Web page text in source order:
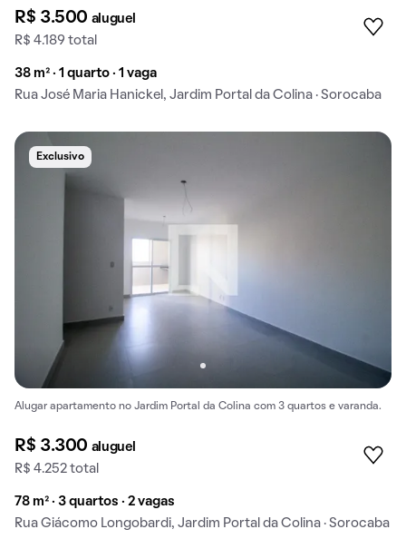
R$ 3.500 aluguel
R$ 4.189 total
38 m² · 1 quarto · 1 vaga
Rua José Maria Hanickel, Jardim Portal da Colina · Sorocaba
Exclusivo
Alugar apartamento no Jardim Portal da Colina com 3 quartos e varanda.
R$ 3.300 aluguel
R$ 4.252 total
78 m² · 3 quartos · 2 vagas
Rua Giácomo Longobardi, Jardim Portal da Colina · Sorocaba